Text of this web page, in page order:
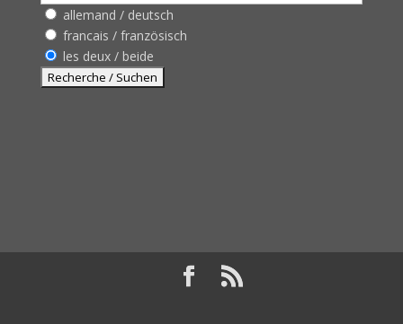
allemand / deutsch
francais / französisch
les deux / beide